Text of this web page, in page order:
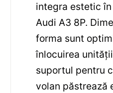
integra estetic
Audi A3 8P.
forma sunt
înlocuirea
suportul pentru
volan păstrează